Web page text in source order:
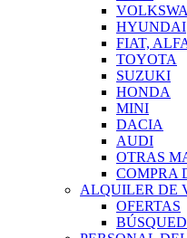
HYUNDAI
FIAT,
TOYOTA
SUZUKI
HONDA
MINI
DACIA
AUDI
OTRAS
COMPRA
ALQUILER DE
OFERTAS